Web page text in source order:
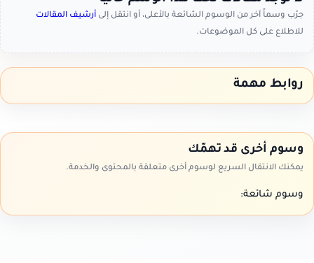
جرّب وسماً آخر من الوسوم الشائعة بالأعلى، أو انتقل إلى أرشيف المقالات
للاطلاع على كل الموضوعات.
روابط مهمة
وسوم أخرى قد تهمّك
يمكنك الانتقال السريع لوسوم أخرى متعلقة بالمحتوى والخدمة.
وسوم شائعة: